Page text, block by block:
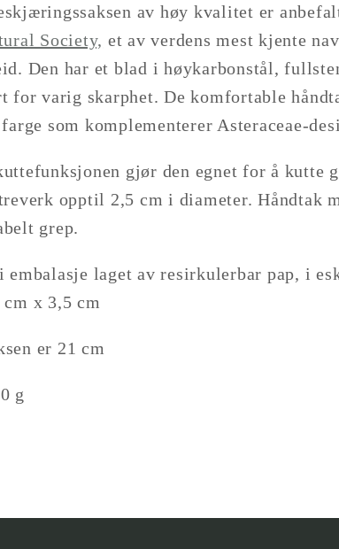
-
hagesaks
(Secateurs)
av høy kvalitet er
Society, et av verdens mest kjente
Den har et blad i høykarbonstål,
for varig skarphet. De komfortable
som komplementerer Asteraceae-
gjør den egnet for å kutte
opptil 2,5 cm i diameter. Håndtak
grep.
embalasje laget av resirkulerbar pap, i
x 3,5 cm
er 21 cm
g